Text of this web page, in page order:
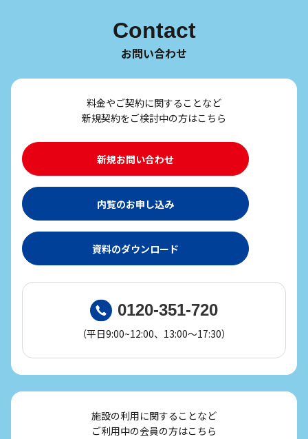
Contact
お問い合わせ
料金やご契約に関することなど
新規契約をご検討中の方はこちら
新規お問い合わせ
内覧のお申し込み
資料のダウンロード
0120-351-720
（平日9:00~12:00、13:00～17:30）
施設の利用に関することなど
ご利用中の会員の方はこちら